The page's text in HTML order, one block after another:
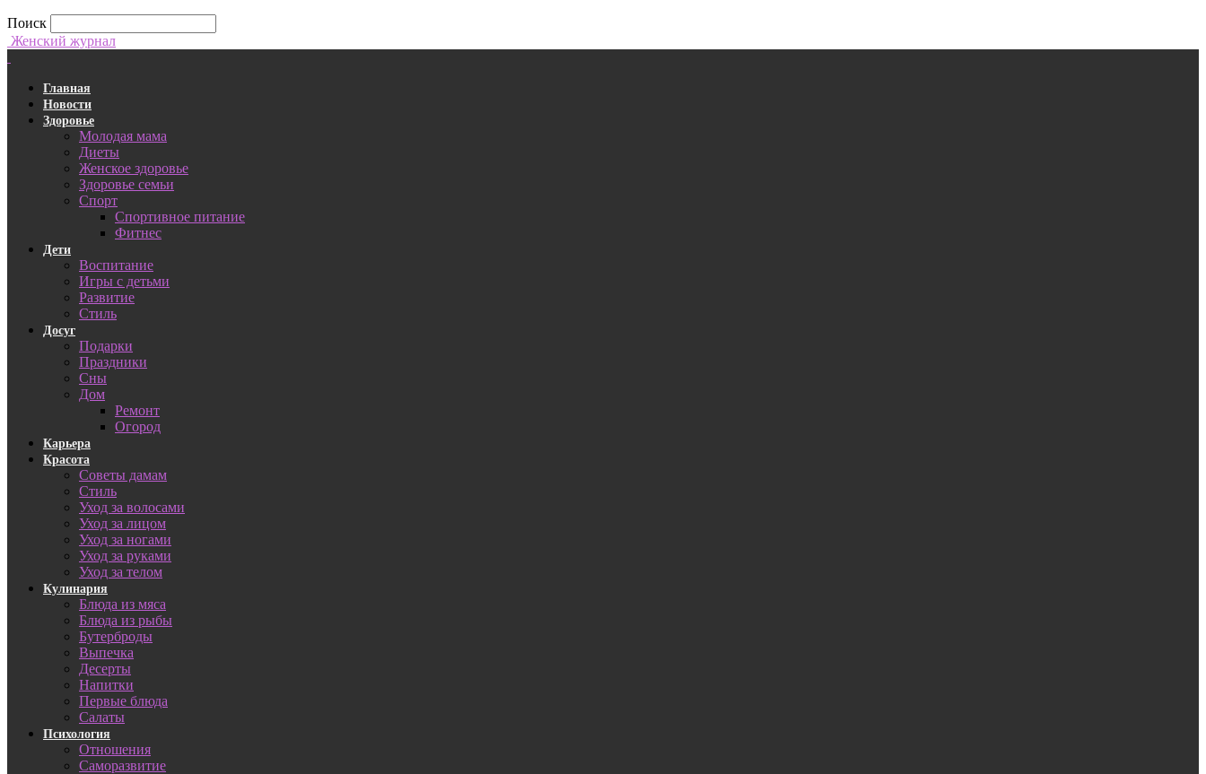
Поиск
Женский журнал
Главная
Новости
Здоровье
Молодая мама
Диеты
Женское здоровье
Здоровье семьи
Спорт
Спортивное питание
Фитнес
Дети
Воспитание
Игры с детьми
Развитие
Стиль
Досуг
Подарки
Праздники
Сны
Дом
Ремонт
Огород
Карьера
Красота
Советы дамам
Стиль
Уход за волосами
Уход за лицом
Уход за ногами
Уход за руками
Уход за телом
Кулинария
Блюда из мяса
Блюда из рыбы
Бутерброды
Выпечка
Десерты
Напитки
Первые блюда
Салаты
Психология
Отношения
Саморазвитие